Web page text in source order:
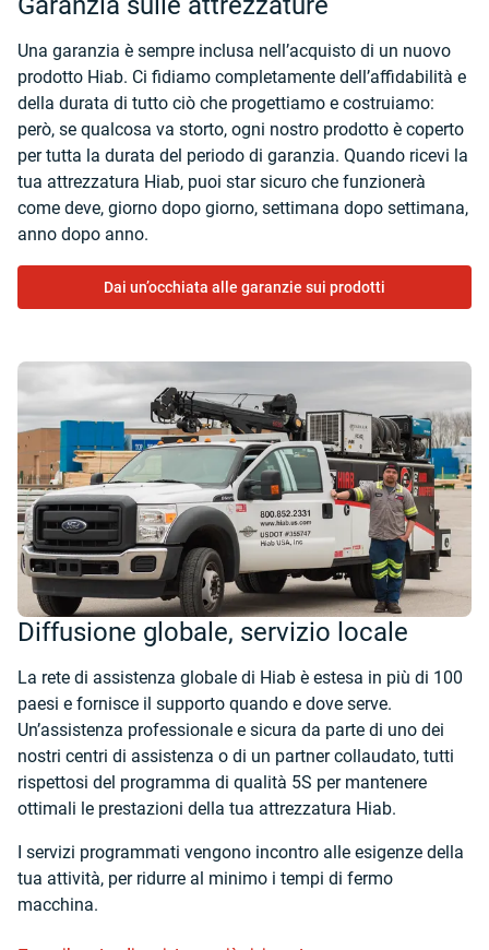
Una garanzia è sempre inclusa nell’acquisto di un nuovo
prodotto Hiab. Ci fidiamo completamente dell’affidabilità e
della durata di tutto ciò che progettiamo e costruiamo:
però, se qualcosa va storto, ogni nostro prodotto è coperto
per tutta la durata del periodo di garanzia. Quando ricevi la
tua attrezzatura Hiab, puoi star sicuro che funzionerà
come deve, giorno dopo giorno, settimana dopo settimana,
anno dopo anno.
Dai un’occhiata alle garanzie sui prodotti
Diffusione globale, servizio locale
La rete di assistenza globale di Hiab è estesa in più di 100
paesi e fornisce il supporto quando e dove serve.
Un’assistenza professionale e sicura da parte di uno dei
nostri centri di assistenza o di un partner collaudato, tutti
rispettosi del programma di qualità 5S per mantenere
ottimali le prestazioni della tua attrezzatura Hiab.
I servizi programmati vengono incontro alle esigenze della
tua attività, per ridurre al minimo i tempi di fermo
macchina.